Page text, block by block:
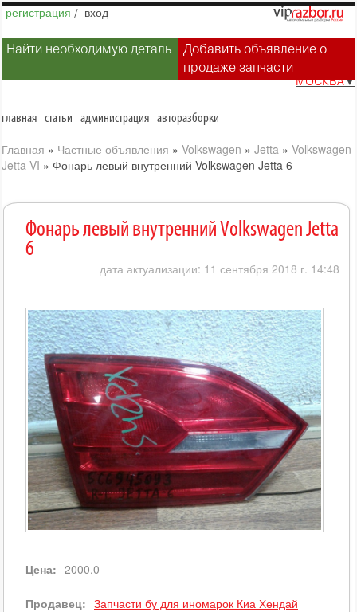
регистрация / вход
Найти необходимую деталь
Добавить объявление о
продаже запчасти
МОСКВА▼
главная статьи администрация авторазборки
Главная » Частные объявления » Volkswagen » Jetta » Volkswagen
Jetta VI » Фонарь левый внутренний Volkswagen Jetta 6
Фонарь левый внутренний Volkswagen Jetta
6
дата актуализации: 11 сентября 2018 г. 14:48
Цена: 2000,0
Продавец: Запчасти бу для иномарок Киа Хендай